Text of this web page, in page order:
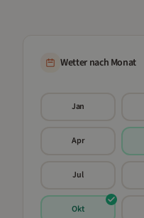
Wetter nach Monat
Jan
Apr
Jul
Okt